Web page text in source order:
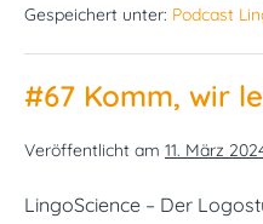
doch
Der
bei
Kindern
Morphosyntax
Gespeichert unter: Podcast
#67 Komm, wir
Veröffentlicht am 11. März
LingoScience – Der